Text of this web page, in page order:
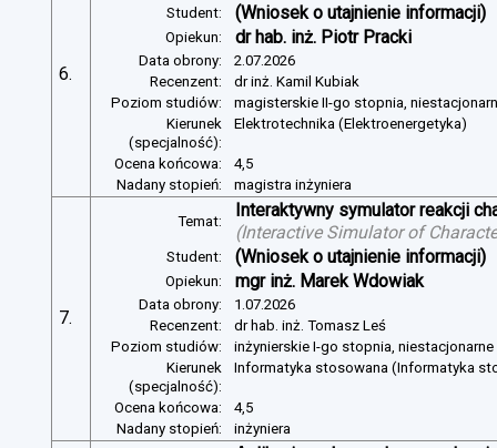
6.
Student: (Wniosek o utajnienie informacji)
Opiekun: dr hab. inż. Piotr Pracki
Data obrony:
2.07.2026
Recenzent:
dr inż. Kamil Kubiak
Poziom studiów:
magisterskie II-go stopnia,
Kierunek
(specjalność):
Elektrotechnika (Elektroenergetyka)
Ocena końcowa:
4,5
Nadany stopień:
magistra inżyniera
7.
Temat:
Interaktywny symulator reakcji
(Interactive Simulator of
Student: (Wniosek o utajnienie informacji)
Opiekun: mgr inż. Marek Wdowiak
Data obrony:
1.07.2026
Recenzent:
dr hab. inż. Tomasz Leś
Poziom studiów:
inżynierskie I-go stopnia, niestacjonarne
Kierunek
(specjalność):
Informatyka stosowana (Informatyka
Ocena końcowa:
4,5
Nadany stopień:
inżyniera